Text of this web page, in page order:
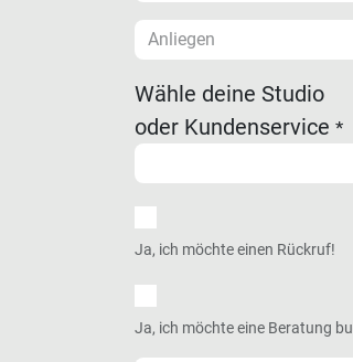
Wähle deine Studio
oder Kundenservice *
Ja, ich möchte einen Rückruf!
Ja, ich möchte eine Beratung